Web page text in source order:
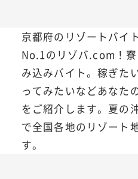
京都府のリゾートバイ
No.1のリゾバ.com！
み込みバイト。稼ぎた
ってみたいなどあなた
をご紹介します。夏の
で全国各地のリゾート
す。